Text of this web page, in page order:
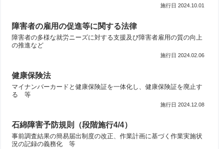
2024.10.01
障害者の雇用の促進等に関する法律
障害者の多様な就労ニーズに対する支援及び障害者雇用の質の向上
の推進など
2024.02.06
健康保険法
マイナンバーカードと健康保険証を一体化し、健康保険証を廃止す
る 等
2024.12.08
石綿障害予防規則（段階施行4/4）
事前調査結果の簡易届出制度の改正、作業計画に基づく作業実施状
況の記録の義務化 等